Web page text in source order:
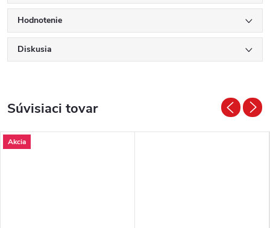
Hodnotenie
Diskusia
Súvisiaci tovar
Akcia